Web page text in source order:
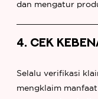
dan mengatur
4. CEK
Selalu verifikasi
mengklaim